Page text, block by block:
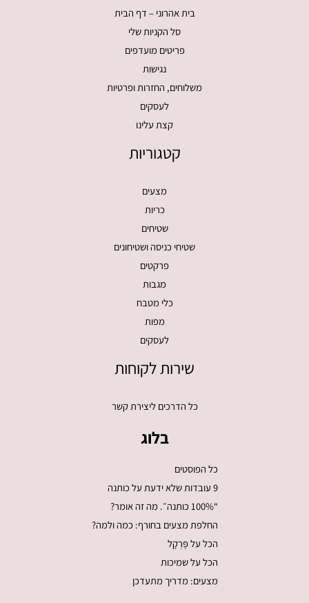
בית אהרוני – דף הבית
סל הקניות שלי
פריטים מועדפים
נגישות
משלוחים, החזרות ופרטיות
לעסקים
קצת עלינו
קטגוריות
מצעים
כריות
שטיחים
שטיחי כניסה ושטיחונים
פרקטים
מגבות
כלי מטבח
מפות
לעסקים
שירות לקוחות
כל הדרכים ליצירת קשר
בלוג
כל הפוסטים
9 עובדות שלא ידעת על כותנה
“100% כותנה״. מה זה אומר?
החלפת מצעים בחורף: כמה ולמה?
הכל על פֶּרְקָל
הכל על שמיכות
מצעים: מדריך מתעדכן